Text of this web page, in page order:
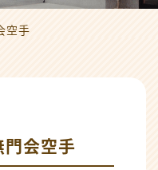
空手
会空手